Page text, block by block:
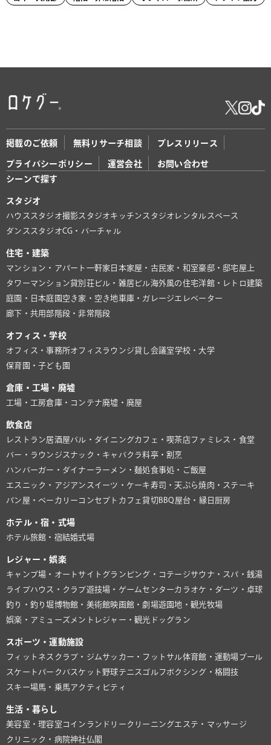
掲載のご依頼 無料リサーチ相談 プレスリリース
プライバシーポリシー 運営会社
お問い合わせ
シーンで探す
スタジオ
ハウススタジオ撮影スタジオキッチンスタジオ レンタルスペース
ダンススタジオCG・バーチャル
住宅・建築
マンション・アパート 一軒家 日本家屋・古民家・和室豪邸・邸宅屋上
タワーマンション貸別荘ビル・雑居ビル海外風の住宅洋館・レトロ建築
庭園・日本庭園 空き家・空き地 車庫・ガレージ エレベーター
廊下・共用部 階段・非常階段
オフィス・学校
オフィス・事務所オフィスラウンジ貸し会議室学校・大学
保育園・子ども園
倉庫・工場・廃墟
工場・工房倉庫・コンテナ廃墟・廃屋
飲食店
レストラン居酒屋バル・ダイニングカフェ・喫茶店ファミレス・食堂
バー・ラウンジ スナック・キャバクラ料亭・割烹
ハンバーガー・ダイナーラーメン・麺処食事処・ご飯屋
エスニック・アジアン スイーツ・ケーキ寿司・天ぷら焼肉・ステーキ
パン屋・ベーカリー コンセプトカフェ貸切BBQ 屋台・縁日 厨房
ホテル・宿・式場
ホテル旅館・宿結婚式場
レジャー・娯楽
キャンプ場・オートサイト グランピング・コテージサウナ・スパ・銭湯
ライブハウス・クラブ遊技場・ゲームセンターカラオケ・ダーツ・卓球
釣り・釣り堀博物館・美術館映画館・劇場遊園地・観光牧場
娯楽・アミューズメント レジャー・観光 ドッグラン
スポーツ・運動施設
フィットネスクラブ・ジム サッカー・フットサル体育館・運動場プール
スケートパーク バスケット 野球テニス ゴルフ ボクシング・格闘技
スキー場馬・乗馬アクティビティ
生活・暮らし
美容室・理容室 コインランドリー クリーニングエステ・マッサージ
クリニック・病院神社仏閣